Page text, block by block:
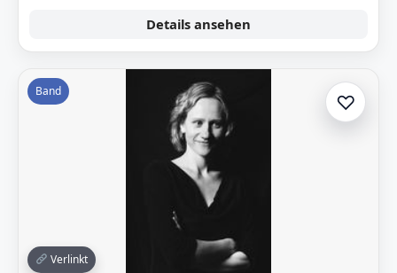
Details ansehen
Band
Verlinkt
♡Zur